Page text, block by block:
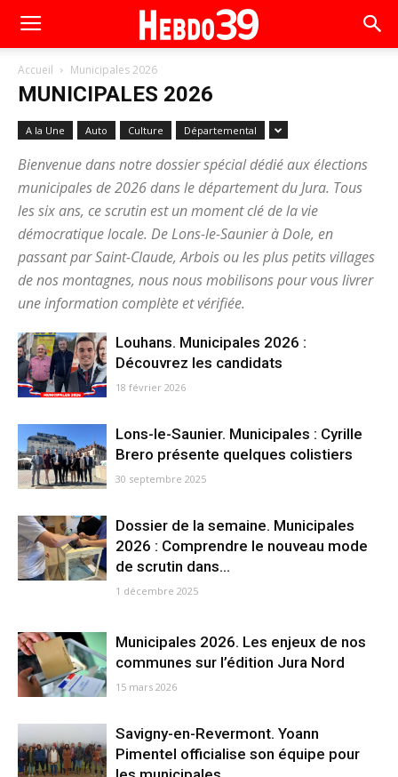
Accueil Municipales 2026
MUNICIPALES 2026
A la Une Auto Culture Départemental
Bienvenue dans notre dossier spécial dédié aux élections
municipales de 2026 dans le département du Jura. Tous
les six ans, ce scrutin est un moment clé de la vie
démocratique locale. De Lons-le-Saunier à Dole, en
passant par Saint-Claude, Arbois ou les plus petits villages
de nos montagnes, nous nous mobilisons pour vous livrer
une information complète et vérifiée.
Louhans. Municipales 2026 :
Découvrez les candidats
18 février 2026
Lons-le-Saunier. Municipales : Cyrille
Brero présente quelques colistiers
30 septembre 2025
Dossier de la semaine. Municipales
2026 : Comprendre le nouveau mode
de scrutin dans...
1 décembre 2025
Municipales 2026. Les enjeux de nos
communes sur l’édition Jura Nord
15 mars 2026
Savigny-en-Revermont. Yoann
Pimentel officialise son équipe pour